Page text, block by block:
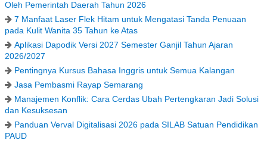
Oleh Pemerintah Daerah Tahun 2026
7 Manfaat Laser Flek Hitam untuk Mengatasi Tanda Penuaan
pada Kulit Wanita 35 Tahun ke Atas
Aplikasi Dapodik Versi 2027 Semester Ganjil Tahun Ajaran
2026/2027
Pentingnya Kursus Bahasa Inggris untuk Semua Kalangan
Jasa Pembasmi Rayap Semarang
Manajemen Konflik: Cara Cerdas Ubah Pertengkaran Jadi Solusi
dan Kesuksesan
Panduan Verval Digitalisasi 2026 pada SILAB Satuan Pendidikan
PAUD